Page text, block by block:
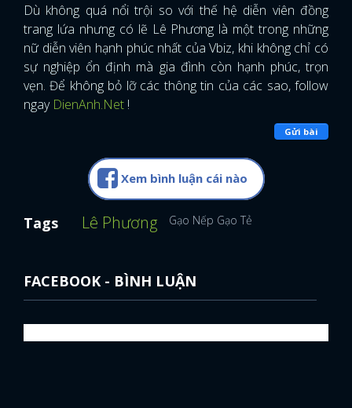
Dù không quá nổi trội so với thế hệ diễn viên đồng
trang lứa nhưng có lẽ Lê Phương là một trong những
nữ diễn viên hạnh phúc nhất của Vbiz, khi không chỉ có
sự nghiệp ổn định mà gia đình còn hạnh phúc, trọn
vẹn. Để không bỏ lỡ các thông tin của các sao, follow
ngay DienAnh.Net !
Gửi bài
Xem bình luận cái nào
Tags Lê Phương Gạo Nếp Gạo Tẻ
FACEBOOK - BÌNH LUẬN